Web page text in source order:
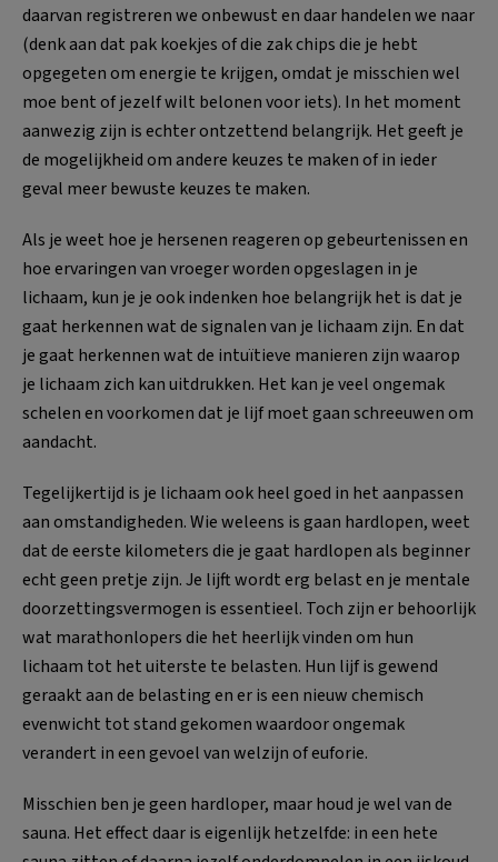
daarvan registreren we onbewust en daar handelen we naar
(denk aan dat pak koekjes of die zak chips die je hebt
opgegeten om energie te krijgen, omdat je misschien wel
moe bent of jezelf wilt belonen voor iets). In het moment
aanwezig zijn is echter ontzettend belangrijk. Het geeft je
de mogelijkheid om andere keuzes te maken of in ieder
geval meer bewuste keuzes te maken.
Als je weet hoe je hersenen reageren op gebeurtenissen en
hoe ervaringen van vroeger worden opgeslagen in je
lichaam, kun je je ook indenken hoe belangrijk het is dat je
gaat herkennen wat de signalen van je lichaam zijn. En dat
je gaat herkennen wat de intuïtieve manieren zijn waarop
je lichaam zich kan uitdrukken. Het kan je veel ongemak
schelen en voorkomen dat je lijf moet gaan schreeuwen om
aandacht.
Tegelijkertijd is je lichaam ook heel goed in het aanpassen
aan omstandigheden. Wie weleens is gaan hardlopen, weet
dat de eerste kilometers die je gaat hardlopen als beginner
echt geen pretje zijn. Je lijft wordt erg belast en je mentale
doorzettingsvermogen is essentieel. Toch zijn er behoorlijk
wat marathonlopers die het heerlijk vinden om hun
lichaam tot het uiterste te belasten. Hun lijf is gewend
geraakt aan de belasting en er is een nieuw chemisch
evenwicht tot stand gekomen waardoor ongemak
verandert in een gevoel van welzijn of euforie.
Misschien ben je geen hardloper, maar houd je wel van de
sauna. Het effect daar is eigenlijk hetzelfde: in een hete